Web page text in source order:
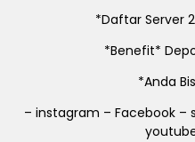
*Daftar Server
*Benefit*
*Anda
– instagram – Facebook –